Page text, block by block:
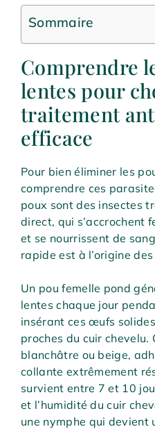
Sommaire
Comprendre
lentes pour
traitement
efficace
Pour bien éliminer les
comprendre ces
poux sont des insectes
direct, qui s’accrochent
et se nourrissent de
rapide est à l’origine
Un pou femelle pond
lentes chaque jour
insérant ces œufs
proches du cuir chevelu.
blanchâtre ou beige,
collante extrêmement
survient entre 7 et 10
et l’humidité du cuir
une nymphe qui devient